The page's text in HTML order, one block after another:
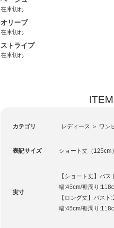
在庫切れ
オリーブ
在庫切れ
ストライプ
在庫切れ
カテゴリ レディース ＞ ワン
表記サイズ ショート丈（125cm
実寸
【ショート丈】バ
幅:45cm/裾周り
【ロング丈】バス
幅:45cm/裾周り